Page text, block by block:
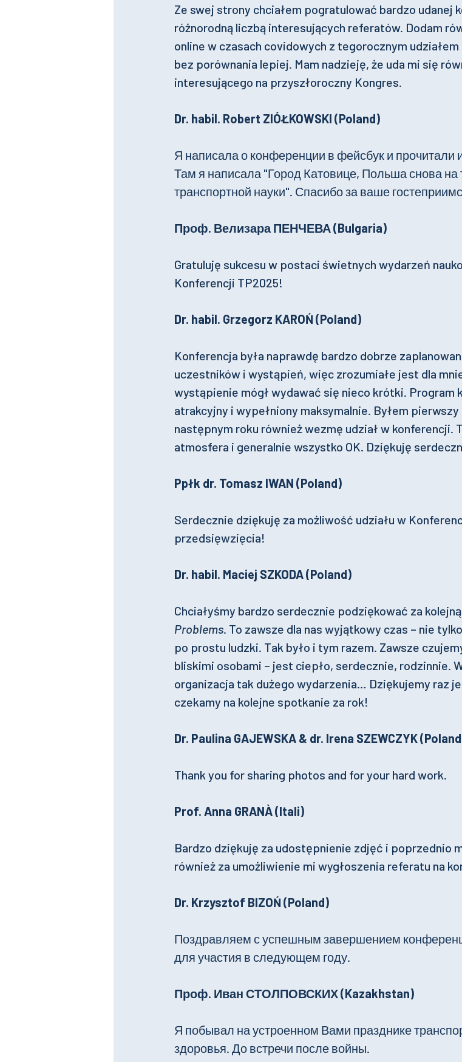
Ze swej strony chciałem pogratulować bardzo udanej
różnorodną liczbą interesujących referatów. Dodam
online w czasach covidowych z tegorocznym
bez porównania lepiej. Mam nadzieję, że uda mi się
interesującego na przyszłoroczny Kongres.
Dr. habil. Robert ZIÓŁKOWSKI (Poland)
Я написала о конференции в фейсбук и
Там я написала "Город Катовице, Польша снова
транспортной науки". Спасибо за ваше
Проф. Велизара ПЕНЧЕВА (Bulgaria)
Gratuluję sukcesu w postaci świetnych wydarzeń
Konferencji TP2025!
Dr. habil. Grzegorz KAROŃ (Poland)
Konferencja była naprawdę bardzo dobrze
uczestników i wystąpień, więc zrozumiałe jest dla
wystąpienie mógł wydawać się nieco krótki. Program
atrakcyjny i wypełniony maksymalnie. Byłem pierwszy
następnym roku również wezmę udział w konferencji.
atmosfera i generalnie wszystko OK. Dziękuję
Ppłk dr. Tomasz IWAN (Poland)
Serdecznie dziękuję za możliwość udziału w
przedsięwzięcia!
Dr. habil. Maciej SZKODA (Poland)
Chciałyśmy bardzo serdecznie podziękować za
Problems. To zawsze dla nas wyjątkowy czas – nie
po prostu ludzki. Tak było i tym razem. Zawsze
bliskimi osobami – jest ciepło, serdecznie, rodzinnie.
organizacja tak dużego wydarzenia… Dziękujemy raz
czekamy na kolejne spotkanie za rok!
Dr. Paulina GAJEWSKA & dr. Irena SZEWCZYK
Thank you for sharing photos and for your hard work.
Prof. Anna GRANÀ (Itali)
Bardzo dziękuję za udostępnienie zdjęć i poprzednio
również za umożliwienie mi wygłoszenia referatu na
Dr. Krzysztof BIZOŃ (Poland)
Поздравляем с успешным завершением
для участия в следующем году.
Проф. Иван СТОЛПОВСКИХ (Kazakhstan)
Я побывал на устроенном Вами празднике
здоровья. До встречи после войны.